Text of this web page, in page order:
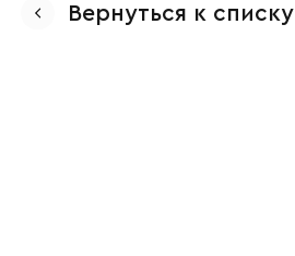
Вернуться к списку